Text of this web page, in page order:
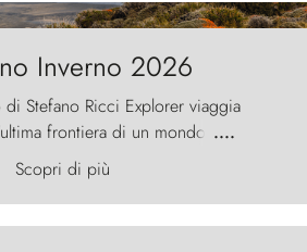
Inverno 2026
di Stefano Ricci Explorer viaggia
frontiera di un mondo
il vento scolpisce la natura con
e le Torres del Paine sfidano il
sentinelle di pietra.
....
Scopri di più